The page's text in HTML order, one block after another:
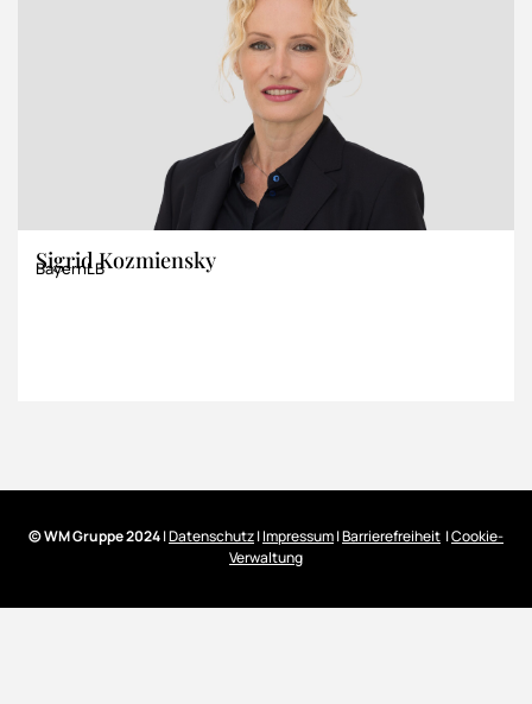
Sigrid Kozmiensky
BayernLB
© WM Gruppe 2024|Datenschutz|Impressum|Barrierefreiheit |Cookie-
Verwaltung